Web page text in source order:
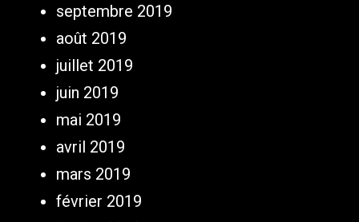
septembre 2019
août 2019
juillet 2019
juin 2019
mai 2019
avril 2019
mars 2019
février 2019